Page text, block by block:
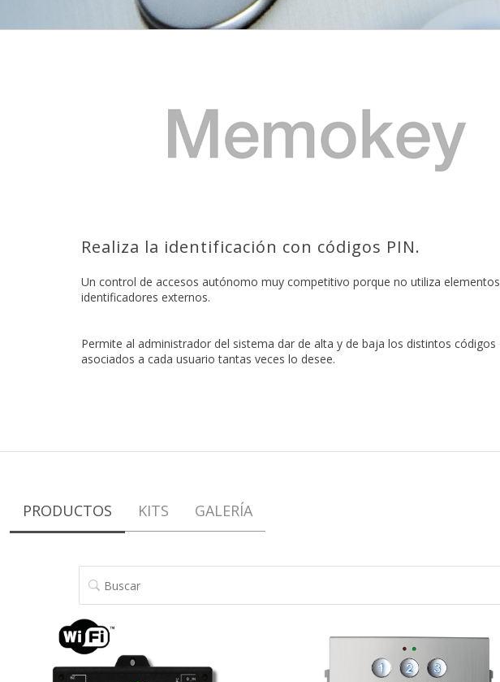
Realiza la identificación con códigos PIN.
Un control de accesos autónomo muy competitivo porque no utiliza elementos
identificadores externos.
Permite al administrador del sistema dar de alta y de baja los distintos códigos
asociados a cada usuario tantas veces lo desee.
PRODUCTOS KITS GALERÍA
BUSCAR